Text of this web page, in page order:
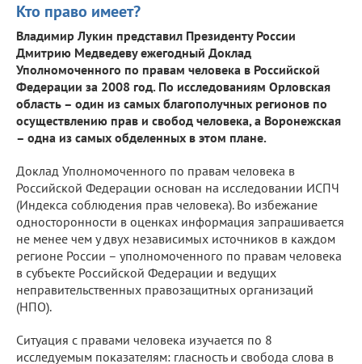
Кто право имеет?
Владимир Лукин представил Президенту России
Дмитрию Медведеву ежегодный Доклад
Уполномоченного по правам человека в Российской
Федерации за 2008 год. По исследованиям Орловская
область – один из самых благополучных регионов по
осуществлению прав и свобод человека, а Воронежская
– одна из самых обделенных в этом плане.
Доклад Уполномоченного по правам человека в
Российской Федерации основан на исследовании ИСПЧ
(Индекса соблюдения прав человека). Во избежание
односторонности в оценках информация запрашивается
не менее чем у двух независимых источников в каждом
регионе России – уполномоченного по правам человека
в субъекте Российской Федерации и ведущих
неправительственных правозащитных организаций
(НПО).
Ситуация с правами человека изучается по 8
исследуемым показателям: гласность и свобода слова в